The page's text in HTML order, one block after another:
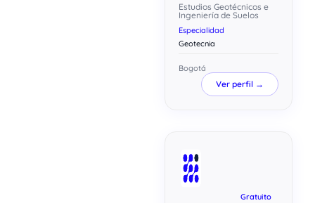
Estudios Geotécnicos e
Ingeniería de Suelos
Especialidad
Geotecnia
Bogotá
Ver perfil →
Gratuito